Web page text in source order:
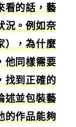
看的話，藝
況。例如奈
），為什麼
他同樣需要
找到正確的
述並包裝藝
的作品能夠